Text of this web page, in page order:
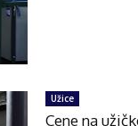
Užice
Cene na